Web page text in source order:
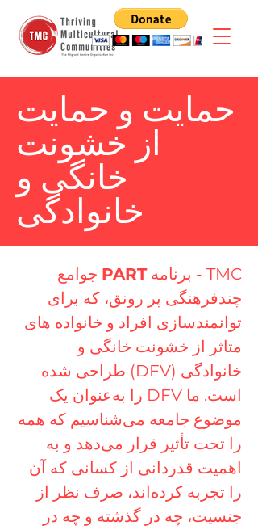
حمایت و حمایت
از خشونت
خانگی و
خانوادگی
TMC - برنامه PART جوامع
چندفرهنگی پر رونق، که برای
توانمندسازی افراد و خانواده های
متاثر از خشونت خانگی و
خانوادگی (DFV) طراحی شده
است. ما DFV را به‌عنوان یک
موضوع جامعه می‌شناسیم که همه
را تحت تأثیر قرار می‌دهد و به
اهمیت قدردانی از کسانی که آن
را تجربه کرده‌اند، صرف نظر از
جنسیت، چه در گذشته و چه در